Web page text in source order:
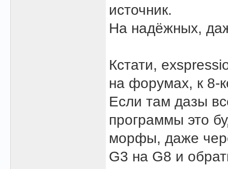
источник.
На надёжных,
Кстати,
на форумах, к 8-
Если там дазы
программы это
морфы, даже
G3 на G8 и